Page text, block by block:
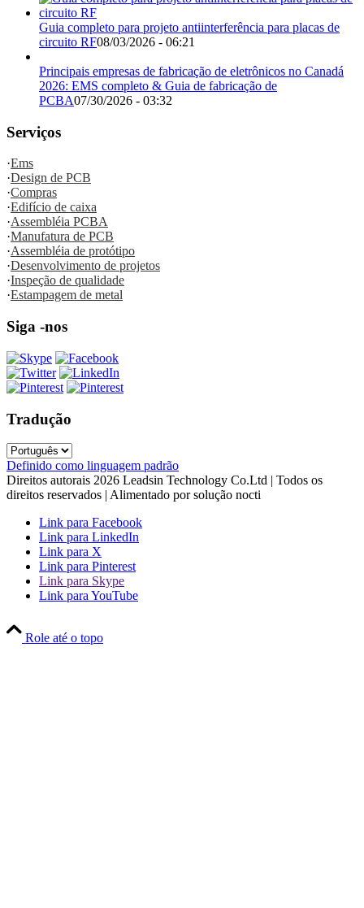
Guia completo para projeto antiinterferência para placas de
circuito RF08/03/2026 - 06:21
Principais empresas de fabricação de eletrônicos no Canadá
2026: EMS completo & Guia de fabricação de
PCBA07/30/2026 - 03:32
Serviços
·Ems
·Design de PCB
·Compras
·Edifício de caixa
·Assembléia PCBA
·Manufatura de PCB
·Assembléia de protótipo
·Desenvolvimento de projetos
·Inspeção de qualidade
·Estampagem de metal
Siga -nos
Tradução
Definido como linguagem padrão
Direitos autorais 2026 Leadsin Technology Co.Ltd | Todos os
direitos reservados | Alimentado por solução nocti
Link para Facebook
Link para LinkedIn
Link para X
Link para Pinterest
Link para Skype
Link para YouTube
Role até o topo